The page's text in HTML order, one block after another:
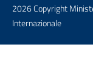
2026 Copyright
Internazionale